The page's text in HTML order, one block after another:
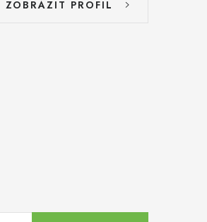
ZOBRAZIT PROFIL